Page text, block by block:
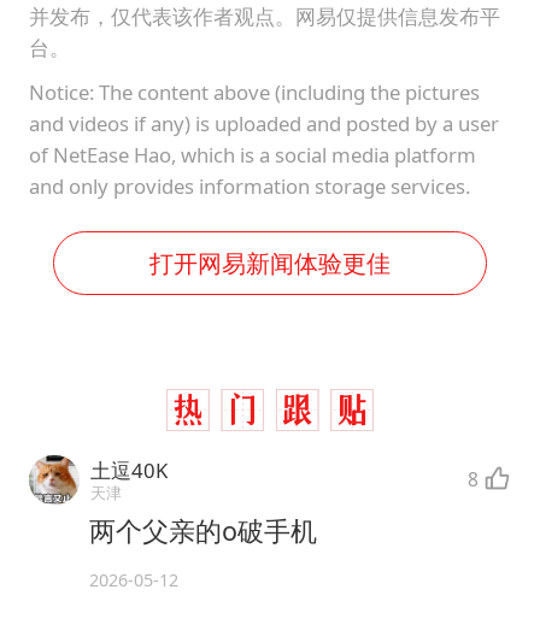
并发布，仅代表该作者观点。网易仅提供信息发布平
台。
Notice: The content above (including the pictures
and videos if any) is uploaded and posted by a user
of NetEase Hao, which is a social media platform
and only provides information storage services.
打开网易新闻体验更佳
土逗40K
天津 8
两个父亲的o破手机
2026-05-12